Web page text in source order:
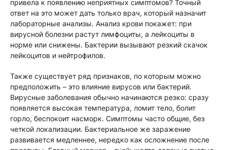
привела к появлению неприятных симптомов? Точный
ответ на это может дать только врач, который назначит
лабораторные анализы. Анализ крови покажет: при
вирусной болезни растут лимфоциты, а лейкоциты в
норме или снижены. Бактерии вызывают резкий скачок
лейкоцитов и нейтрофилов.
Также существует ряд признаков, по которым можно
предположить – это влияние вирусов или бактерий.
Вирусные заболевания обычно начинаются резко: сразу
появляется высокая температура, ломит тело, болит
горло, беспокоит насморк. Симптомы часто общие, без
четкой локализации. Бактериальное же заражение
развивается медленнее, нередко как осложнение после